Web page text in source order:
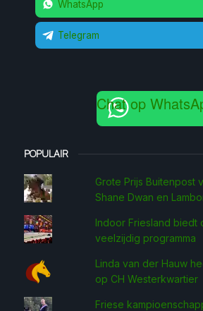
WhatsApp
Telegram
Chat op
POPULAIR
Grote Prijs Buitenpost
Shane Dwan en
Indoor Friesland biedt
veelzijdig programma
Linda van der Hauw
op CH Westerkwartier
Friese